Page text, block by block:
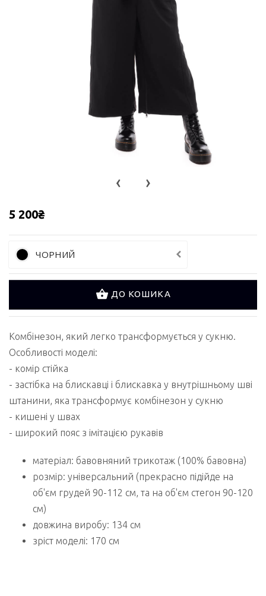
‹ ›
5 200₴
ЧОРНИЙ
ДО КОШИКА
Комбінезон, який легко трансформується у сукню.
Особливості моделі:
- комір стійка
- застібка на блискавці і блискавка у внутрішньому шві
штанини, яка трансформує комбінезон у сукню
- кишені у швах
- широкий пояс з імітацією рукавів
матеріал: бавовняний трикотаж (100% бавовна)
розмір: універсальний (прекрасно підійде на
об'єм грудей 90-112 см, та на об'єм стегон 90-120
см)
довжина виробу: 134 см
зріст моделі: 170 см